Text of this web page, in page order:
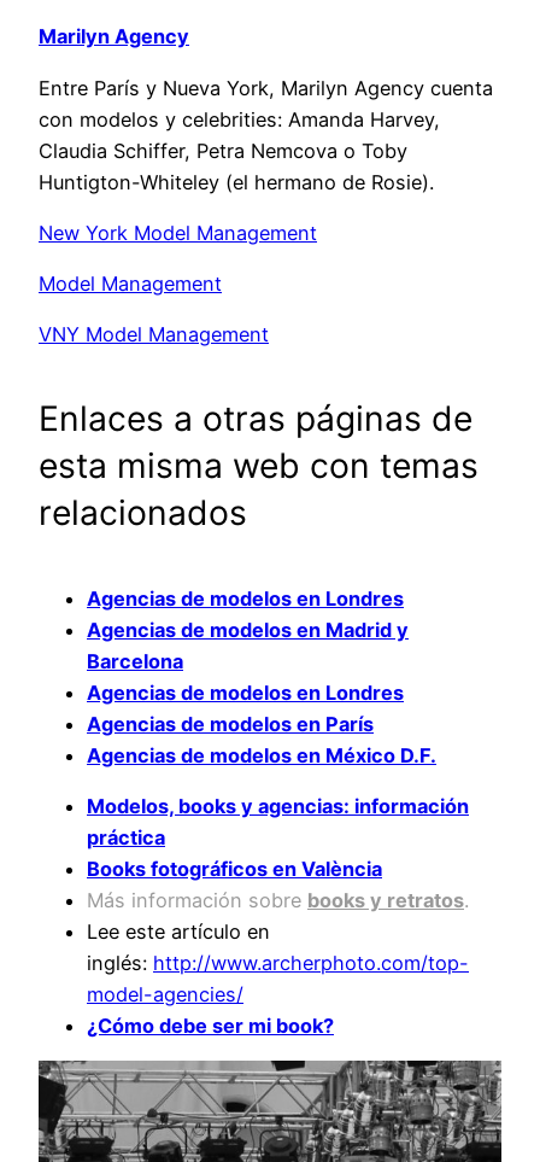
Marilyn Agency
Entre París y Nueva York, Marilyn Agency cuenta
con modelos y celebrities: Amanda Harvey,
Claudia Schiffer, Petra Nemcova o Toby
Huntigton-Whiteley (el hermano de Rosie).
New York Model Management
Model Management
VNY Model Management
Enlaces a otras páginas de
esta misma web con temas
relacionados
Agencias de modelos en Londres
Agencias de modelos en Madrid y
Barcelona
Agencias de modelos en Londres
Agencias de modelos en París
Agencias de modelos en México D.F.
Modelos, books y agencias: información
práctica
Books fotográficos en València
Más información sobre books y retratos.
Lee este artículo en
inglés: http://www.archerphoto.com/top-
model-agencies/
¿Cómo debe ser mi book?